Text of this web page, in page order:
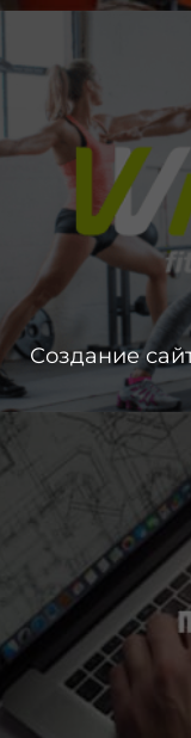
Создание